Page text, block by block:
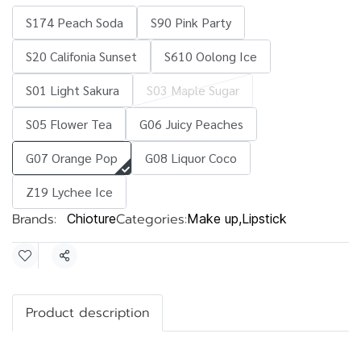
S174 Peach Soda
S90 Pink Party
S20 Califonia Sunset
S610 Oolong Ice
S01 Light Sakura
S03 Maple Sugar
S05 Flower Tea
G06 Juicy Peaches
G07 Orange Pop
G08 Liquor Coco
Z19 Lychee Ice
Brands: ChiotureCategories:Make up,Lipstick
Share
Product description